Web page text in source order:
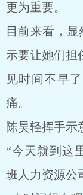
更为重要。
目前来看，
示要让她们担
见时间不早
痛。
陈昊轻挥手示
“今天就到这
班人力资源公